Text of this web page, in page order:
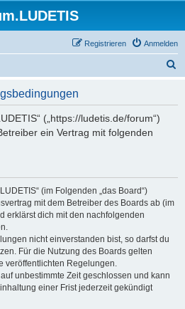
Anmelden
Registrieren
(„https://ludetis.de/forum“)
ein Vertrag mit folgenden
(im Folgenden „das Board“)
mit dem Betreiber des Boards ab (im
erklärst dich mit den nachfolgenden
nicht einverstanden bist, so darfst du
Für die Nutzung des Boards gelten
veröffentlichten Regelungen.
unbestimmte Zeit geschlossen und kann
einer Frist jederzeit gekündigt